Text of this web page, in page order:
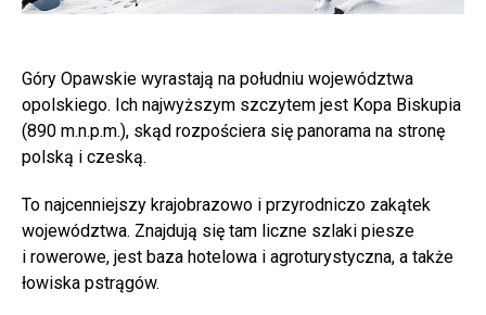
Góry Opawskie wyrastają na południu województwa
opolskiego. Ich najwyższym szczytem jest Kopa Biskupia
(890 m.n.p.m.), skąd rozpościera się panorama na stronę
polską i czeską.
To najcenniejszy krajobrazowo i przyrodniczo zakątek
województwa. Znajdują się tam liczne szlaki piesze
i rowerowe, jest baza hotelowa i agroturystyczna, a także
łowiska pstrągów.